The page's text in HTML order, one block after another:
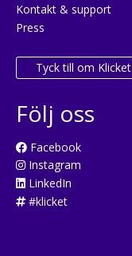
Kontakt & support
Press
Tyck till om Klicket
Följ oss
Facebook
Instagram
LinkedIn
#klicket